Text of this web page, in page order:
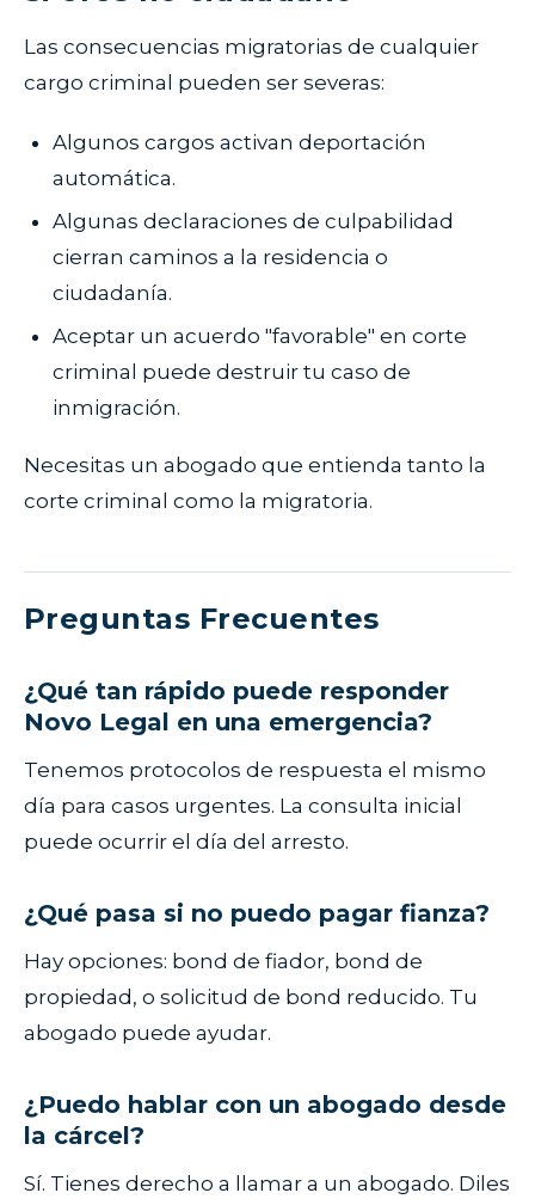
Las consecuencias migratorias de cualquier
cargo criminal pueden ser severas:
Algunos cargos activan deportación
automática.
Algunas declaraciones de culpabilidad
cierran caminos a la residencia o
ciudadanía.
Aceptar un acuerdo "favorable" en corte
criminal puede destruir tu caso de
inmigración.
Necesitas un abogado que entienda tanto la
corte criminal como la migratoria.
Preguntas Frecuentes
¿Qué tan rápido puede responder
Novo Legal en una emergencia?
Tenemos protocolos de respuesta el mismo
día para casos urgentes. La consulta inicial
puede ocurrir el día del arresto.
¿Qué pasa si no puedo pagar fianza?
Hay opciones: bond de fiador, bond de
propiedad, o solicitud de bond reducido. Tu
abogado puede ayudar.
¿Puedo hablar con un abogado desde
la cárcel?
Sí. Tienes derecho a llamar a un abogado. Diles